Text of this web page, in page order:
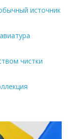
источник
чистки